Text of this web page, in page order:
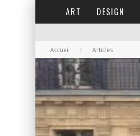
ART DESIGN
Accueil Articles